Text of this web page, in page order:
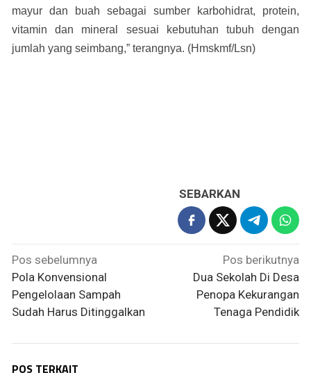
mayur dan buah sebagai sumber karbohidrat, protein,
vitamin dan mineral sesuai kebutuhan tubuh dengan
jumlah yang seimbang,” terangnya. (Hmskmf/Lsn)
SEBARKAN
Navigasi
pos
Pos sebelumnya
Pola Konvensional
Pengelolaan Sampah
Sudah Harus Ditinggalkan
Pos berikutnya
Dua Sekolah Di Desa
Penopa Kekurangan
Tenaga Pendidik
POS TERKAIT